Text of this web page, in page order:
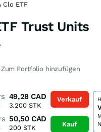
Clo ETF
Trust Units
Zum Portfolio hinzufügen
49,28 CAD
3.200STK
50,50 CAD
200STK
Verkauf
Kauf